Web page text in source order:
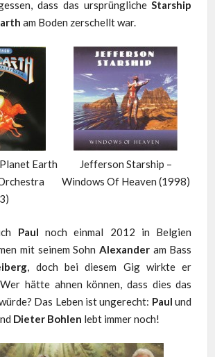
dass das ursprünglicheStarship
am Boden zerschellt war.
Earth
Jefferson Starship –
Windows Of Heaven (1998)
Paul noch einmal 2012 in Belgien
mit seinem Sohn Alexanderam Bass
, doch bei diesem Gig wirkte er
hätte ahnen können, dass dies das
Das Leben ist ungerecht: Paul und
Dieter Bohlen lebt immer noch!